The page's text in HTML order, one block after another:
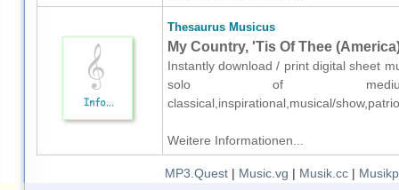
Thesaurus Musicus
My Country, 'Tis Of Thee
Instantly download / print digital sheet
solo of medium
classical,inspirational,musical/
Weitere Informationen...
MP3.Quest| Music.vg | Musik.cc|